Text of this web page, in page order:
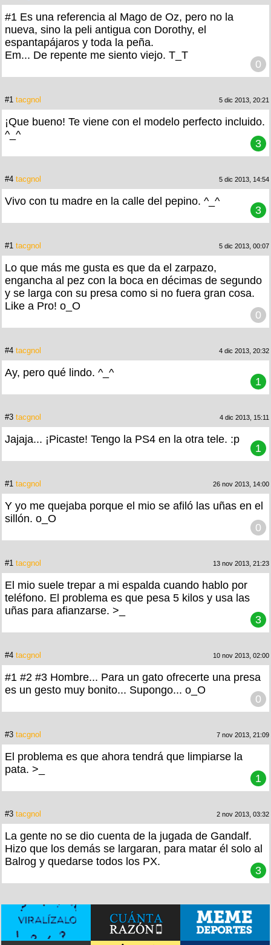
#1 Es una referencia al Mago de Oz, pero no la
nueva, sino la peli antigua con Dorothy, el
espantapájaros y toda la peña.
Em... De repente me siento viejo. T_T
0
#1 tacgnol 5 dic 2013, 20:21
¡Que bueno! Te viene con el modelo perfecto incluido.
^_^
3
#4 tacgnol 5 dic 2013, 14:54
Vivo con tu madre en la calle del pepino. ^_^
3
#1 tacgnol 5 dic 2013, 00:07
Lo que más me gusta es que da el zarpazo,
engancha al pez con la boca en décimas de segundo
y se larga con su presa como si no fuera gran cosa.
Like a Pro! o_O
0
#4 tacgnol 4 dic 2013, 20:32
Ay, pero qué lindo. ^_^
1
#3 tacgnol 4 dic 2013, 15:11
Jajaja... ¡Picaste! Tengo la PS4 en la otra tele. :p
1
#1 tacgnol 26 nov 2013, 14:00
Y yo me quejaba porque el mio se afiló las uñas en el
sillón. o_O
0
#1 tacgnol 13 nov 2013, 21:23
El mio suele trepar a mi espalda cuando hablo por
teléfono. El problema es que pesa 5 kilos y usa las
uñas para afianzarse. >_
3
#4 tacgnol 10 nov 2013, 02:00
#1 #2 #3 Hombre... Para un gato ofrecerte una presa
es un gesto muy bonito... Supongo... o_O
0
#3 tacgnol 7 nov 2013, 21:09
El problema es que ahora tendrá que limpiarse la
pata. >_
1
#3 tacgnol 2 nov 2013, 03:32
La gente no se dio cuenta de la jugada de Gandalf.
Hizo que los demás se largaran, para matar él solo al
Balrog y quedarse todos los PX.
3